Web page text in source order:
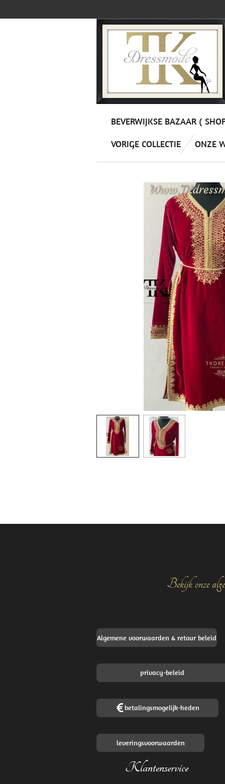
BEVERWIJKSE BAZAAR (
VORIGE COLLECTIE
ONZE
Bekijk onze
Algemene voorwaarden & retour beleid
privacy-beleid
betalingsmogelijk-heden
leveringsvoorwaarden
Klantenservice